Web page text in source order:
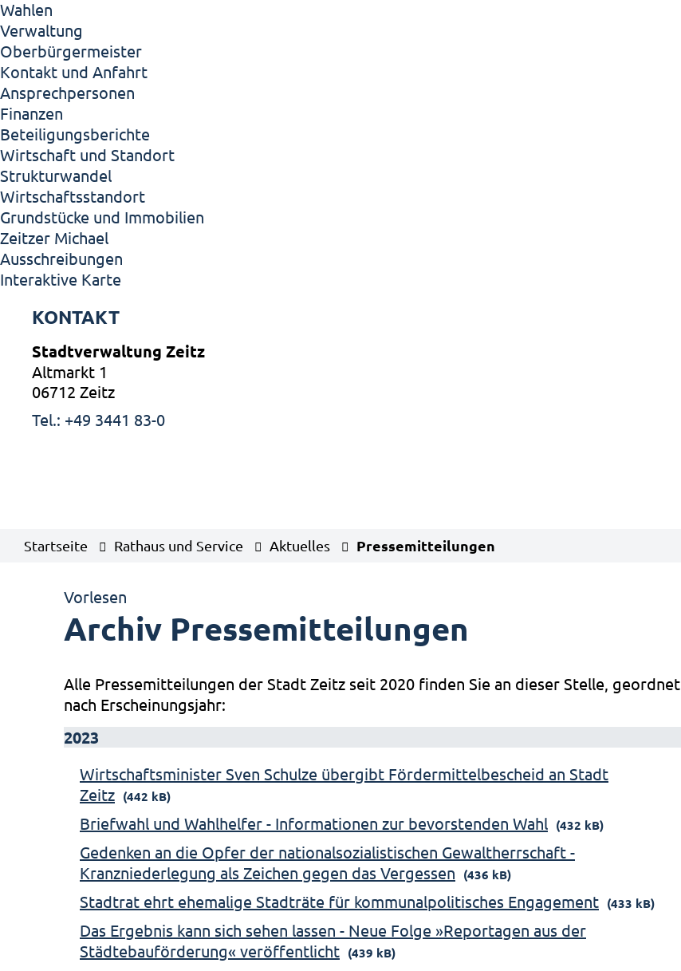
Wahlen
Verwaltung
Oberbürgermeister
Kontakt und Anfahrt
Ansprechpersonen
Finanzen
Beteiligungsberichte
Wirtschaft und Standort
Strukturwandel
Wirtschaftsstandort
Grundstücke und Immobilien
Zeitzer Michael
Ausschreibungen
Interaktive Karte
KONTAKT
Stadtverwaltung Zeitz
Altmarkt 1
06712 Zeitz
Tel.: +49 3441 83-0
Startseite Rathaus und Service Aktuelles Pressemitteilungen
Vorlesen
Archiv Pressemitteilungen
Alle Pressemitteilungen der Stadt Zeitz seit 2020 finden Sie an dieser Stelle, geordnet
nach Erscheinungsjahr:
2023
Wirtschaftsminister Sven Schulze übergibt Fördermittelbescheid an Stadt
Zeitz (442 kB)
Briefwahl und Wahlhelfer - Informationen zur bevorstenden Wahl (432 kB)
Gedenken an die Opfer der nationalsozialistischen Gewaltherrschaft -
Kranzniederlegung als Zeichen gegen das Vergessen (436 kB)
Stadtrat ehrt ehemalige Stadträte für kommunalpolitisches Engagement (433 kB)
Das Ergebnis kann sich sehen lassen - Neue Folge »Reportagen aus der
Städtebauförderung« veröffentlicht (439 kB)